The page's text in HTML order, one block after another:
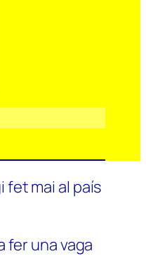
fet mai al país
fer una vaga